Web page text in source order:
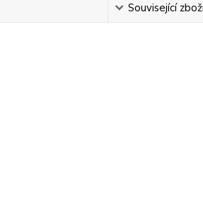
Související